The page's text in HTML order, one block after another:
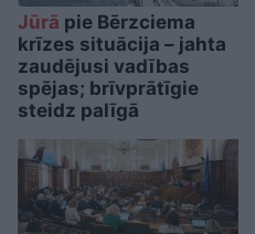
Jūrā pie Bērzciema
krīzes situācija – jahta
zaudējusi vadības
spējas; brīvprātīgie
steidz palīgā